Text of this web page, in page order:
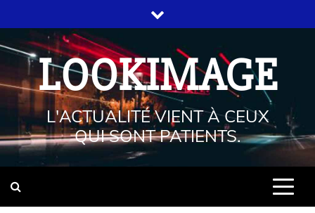
LOOKIMAGE
L'ACTUALITÉ VIENT À CEUX
QUI SONT PATIENTS.